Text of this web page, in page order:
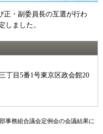
正・副委員長の互選が行わ
しました。
丁目5番1号東京区政会館20
事務組合議会定例会の会議結果に